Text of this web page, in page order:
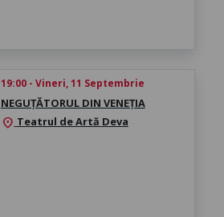
19:00 - Vineri, 11 Septembrie
NEGUȚĂTORUL DIN VENEȚIA
location_on Teatrul de Artă Deva